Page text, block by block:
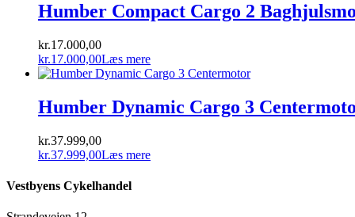
Humber Compact Cargo 2
kr.17.000,00
kr.17.000,00Læs mere
Humber Dynamic Cargo 3
kr.37.999,00
kr.37.999,00Læs mere
Vestbyens Cykelhandel